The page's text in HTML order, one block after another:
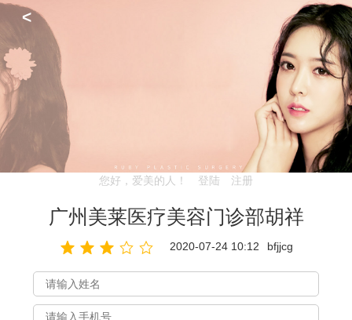
<
您好，爱美的人！ 登陆 注册
广州美莱医疗美容门诊部胡祥
2020-07-24 10:12 bfjjcg